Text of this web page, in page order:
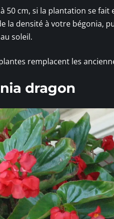
50 cm, si la plantation se
la densité à votre bégonia,
soleil.
remplacent les
dragon